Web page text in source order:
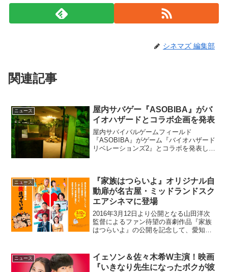
シネマズ 編集部
関連記事
ニュース
屋内サバゲー『ASOBIBA』がバ
イオハザードとコラボ企画を発表
屋内サバイバルゲームフィールド
『ASOBIBA』がゲーム『バイオハザード
リベレーションズ2』とコラボを発表し
『バイオハザード ...
ニュース
『家族はつらいよ』オリジナル自
動扉が名古屋・ミッドランドスク
エアシネマに登場
2016年3月12日より公開となる山田洋次
監督によるファン待望の喜劇作品『家族
はつらいよ』の公開を記念して、愛知県
ジナル自動扉が設置された。名古屋に
『家族はつらいよ』オ...
ニュース
イェソン＆佐々木希W主演！映画
『いきなり先生になったボクが彼